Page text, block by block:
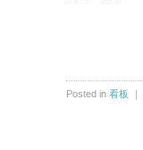
Posted in 看板 ｜